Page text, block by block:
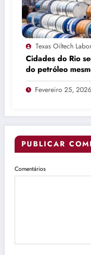
Texas Oiltech
Cidades do Rio
do petróleo
produção
Fevereiro 25, 2026
PUBLICAR
Comentários